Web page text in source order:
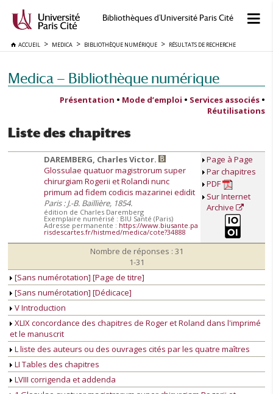
Bibliothèques d'Université Paris Cité
ACCUEIL MEDICA BIBLIOTHÈQUE NUMÉRIQUE RÉSULTATS DE RECHERCHE
Medica — Bibliothèque numérique
Présentation • Mode d’emploi • Services associés •
Réutilisations
Liste des chapitres
DAREMBERG, Charles Victor.
Glossulae quatuor magistrorum super
chirurgiam Rogerii et Rolandi nunc
primum ad fidem codicis mazarinei edidit
Paris : J.-B. Baillière, 1854.
édition de Charles Daremberg
Exemplaire numérisé : BIU Santé (Paris)
Adresse permanente : https://www.biusante.pa
risdescartes.fr/histmed/medica/cote?34888
Page à Page
Par chapitres
PDF
Sur Internet
Archive
Nombre de réponses : 31
1-31
[Sans numérotation] [Page de titre]
[Sans numérotation] [Dédicace]
V Introduction
XLIX concordance des chapitres de Roger et Roland dans l'imprimé
et le manuscrit
L liste des auteurs ou des ouvrages cités par les quatre maîtres
LI Tables des chapitres
LVIII corrigenda et addenda